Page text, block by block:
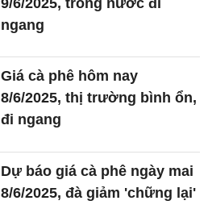
9/6/2025, trong nước đi
ngang
Giá cà phê hôm nay
8/6/2025, thị trường bình ổn,
đi ngang
Dự báo giá cà phê ngày mai
8/6/2025, đà giảm 'chững lại'